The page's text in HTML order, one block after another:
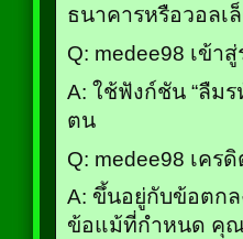
ธนาคารหรือวอลเ
Q: medee98 เข้า
A: ใช้ฟังก์ชัน “ลืม
ตน
Q: medee98 เคร
A: ขึ้นอยู่กับข้อตก
ข้อแม้ที่กำหนด คุณ